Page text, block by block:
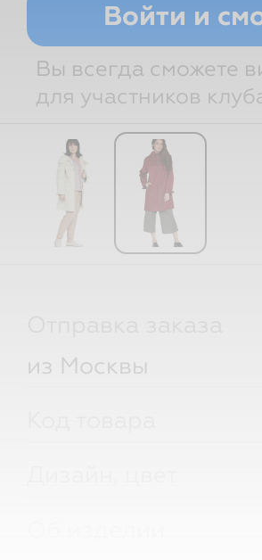
Войти и
Вы всегда сможете
для участников
из Москвы